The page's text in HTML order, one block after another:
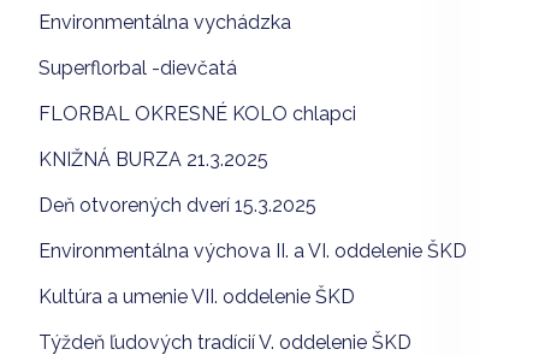
Environmentálna vychádzka
Superflorbal -dievčatá
FLORBAL OKRESNÉ KOLO chlapci
KNIŽNÁ BURZA 21.3.2025
Deň otvorených dverí 15.3.2025
Environmentálna výchova II. a VI. oddelenie ŠKD
Kultúra a umenie VII. oddelenie ŠKD
Týždeň ľudových tradícií V. oddelenie ŠKD